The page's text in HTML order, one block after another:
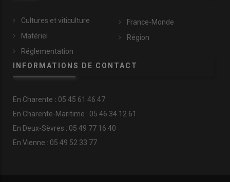
Cultures et viticulture
Matériel
Réglementation
France-Monde
Région
INFORMATIONS DE CONTACT
En Charente : 05 45 61 46 47
En Charente-Maritime : 05 46 34 12 61
En Deux-Sèvres : 05 49 77 16 40
En Vienne : 05 49 52 33 77